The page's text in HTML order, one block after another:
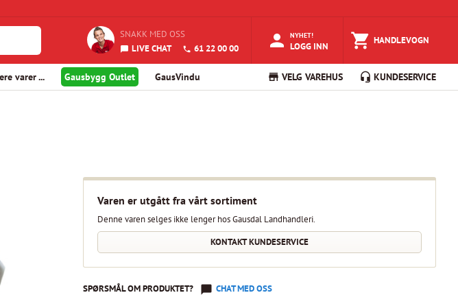
SNAKK MED OSS
LIVE CHAT
61 22 00 00
NYHET!
LOGG INN HANDLEVOGN
varer ... Gausbygg Outlet GausVindu VELG VAREHUS KUNDESERVICE
Varen er utgått fra vårt sortiment
Denne varen selges ikke lenger hos Gausdal Landhandleri.
KONTAKT KUNDESERVICE
SPØRSMÅL OM PRODUKTET? CHAT MED OSS